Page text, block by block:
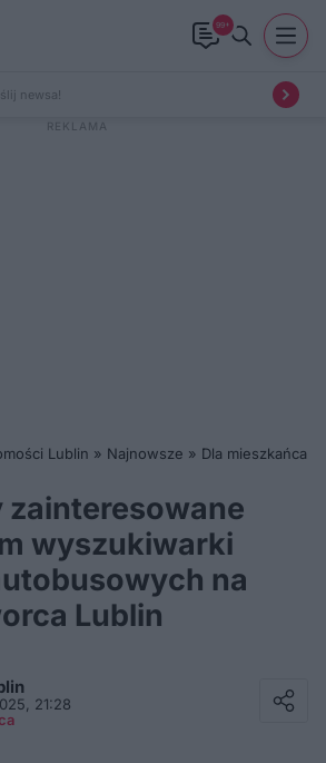
99+
newsa!
Lublin » Najnowsze » Dla mieszkańca
zainteresowane
wyszukiwarki
na
Lublin
21:28